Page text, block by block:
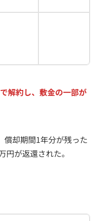
解約し、敷金の一部が
償却期間1年分が残った
が返還された。